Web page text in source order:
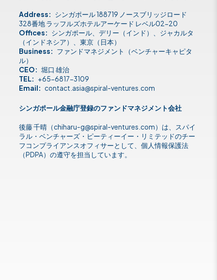
Address: シンガポール 188719 ノースブリッジロード
328番地 ラッフルズホテルアーケード レベル02-20
Offices: シンガポール、デリー（インド）、ジャカルタ
（インドネシア）、東京（日本）
Business: ファンドマネジメント（ベンチャーキャピタ
ル）
CEO: 堀口 雄治
TEL: +65-6817-3109
Email: contact.asia@spiral-ventures.com
シンガポール金融庁登録のファンドマネジメント会社
後藤 千晴（chiharu-g@spiral-ventures.com）は、スパイ
ラル・ベンチャーズ・ピーティーイー・リミテッドのチー
フコンプライアンスオフィサーとして、個人情報保護法
（PDPA）の遵守を担当しています。